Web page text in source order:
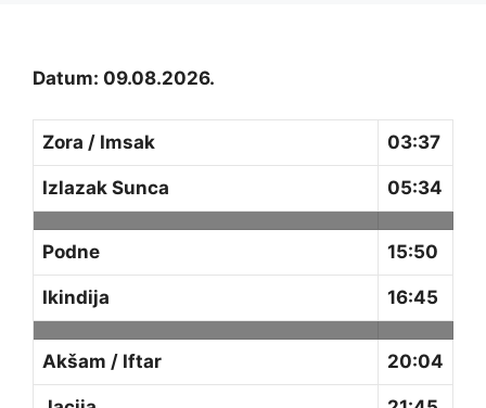
Datum: 09.08.2026.
Zora / Imsak 03:37
Izlazak Sunca 05:34
Podne 15:50
Ikindija 16:45
Akšam / Iftar 20:04